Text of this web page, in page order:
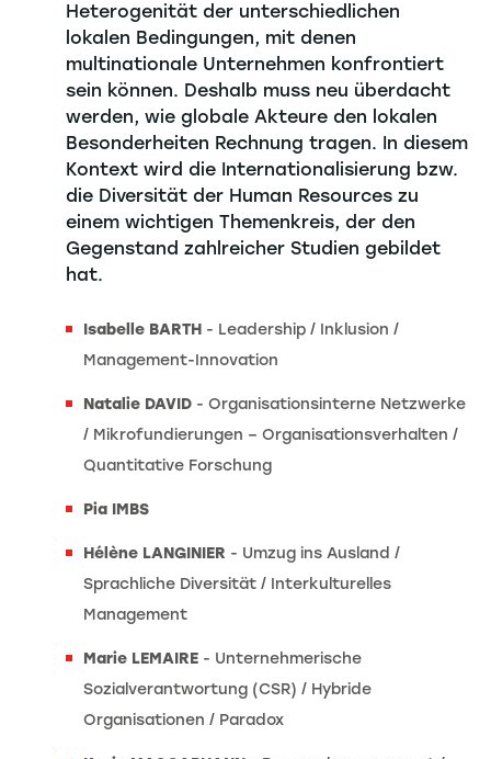
Heterogenität der unterschiedlichen
lokalen Bedingungen, mit denen
multinationale Unternehmen konfrontiert
sein können. Deshalb muss neu überdacht
werden, wie globale Akteure den lokalen
Besonderheiten Rechnung tragen. In diesem
Kontext wird die Internationalisierung bzw.
die Diversität der Human Resources zu
einem wichtigen Themenkreis, der den
Gegenstand zahlreicher Studien gebildet
hat.
Isabelle BARTH - Leadership / Inklusion /
Management-Innovation
Natalie DAVID - Organisationsinterne Netzwerke
/ Mikrofundierungen – Organisationsverhalten /
Quantitative Forschung
Pia IMBS
Hélène LANGINIER - Umzug ins Ausland /
Sprachliche Diversität / Interkulturelles
Management
Marie LEMAIRE - Unternehmerische
Sozialverantwortung (CSR) / Hybride
Organisationen / Paradox